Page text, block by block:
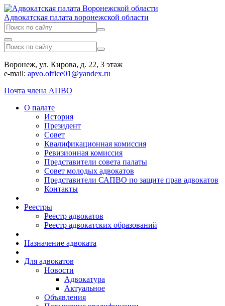
Адвокатская палата воронежской области
Воронеж, ул. Кирова, д. 22, 3 этаж
e-mail: apvo.office01@yandex.ru
Почта члена АПВО
О палате
История
Президент
Совет
Квалификационная комиссия
Ревизионная комиссия
Представители совета палаты
Совет молодых адвокатов
Представители САПВО по защите прав адвокатов
Контакты
Реестры
Реестр адвокатов
Реестр адвокатских образований
Назначение адвоката
Для адвокатов
Новости
Адвокатура
Актуальное
Объявления